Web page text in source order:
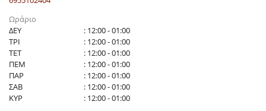
Ωράριο
ΔΕΥ
: 12:00 - 01:00
ΤΡΙ
: 12:00 - 01:00
ΤΕΤ
: 12:00 - 01:00
ΠΕΜ
: 12:00 - 01:00
ΠΑΡ
: 12:00 - 01:00
ΣΑΒ
: 12:00 - 01:00
ΚΥΡ
: 12:00 - 01:00